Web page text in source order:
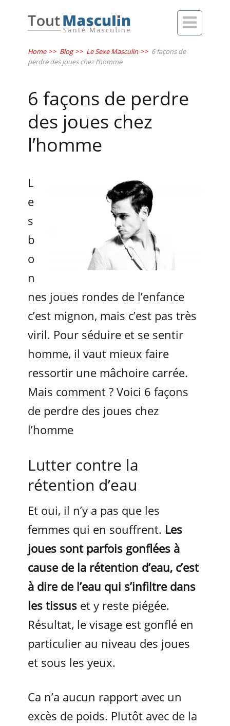

Home >> Blog >> Le Sexe Masculin >> 6 façons de
perdre des joues chez l’homme
6 façons de perdre
des joues chez
l’homme
L
e
s
b
o
n
nes joues rondes de l’enfance
c’est mignon, mais c’est pas très
viril. Pour séduire et se sentir
homme, il vaut mieux faire
ressortir une mâchoire carrée.
Mais comment ? Voici 6 façons
de perdre des joues chez
l’homme
Lutter contre la
rétention d’eau
Et oui, il n’y a pas que les
femmes qui en souffrent. Les
joues sont parfois gonflées à
cause de la rétention d’eau, c’est
à dire de l’eau qui s’infiltre dans
les tissus et y reste piégée.
Résultat, le visage est gonflé en
particulier au niveau des joues
et sous les yeux.
Ca n’a aucun rapport avec un
excès de poids. Plutôt avec de la